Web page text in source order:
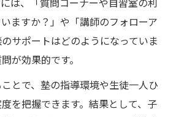
は、「質問コーナーや自習室の利
ますか？」や「講師のフォローア
サポートはどのようになっていま
が効果的です。
とで、塾の指導環境や生徒一人ひ
を把握できます。結果として、子